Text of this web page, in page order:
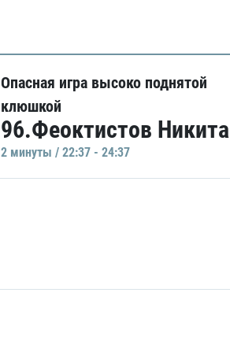
Опасная игра высоко поднятой
клюшкой
96.Феоктистов Никита
2 минуты / 22:37 - 24:37